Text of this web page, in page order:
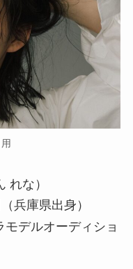
れな）
兵庫県出身）
モデルオーディショ